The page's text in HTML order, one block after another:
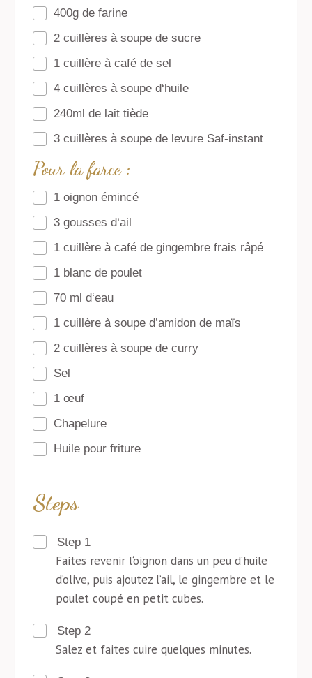
400g de farine
2 cuillères à soupe de sucre
1 cuillère à café de sel
4 cuillères à soupe d‘huile
240ml de lait tiède
3 cuillères à soupe de levure Saf-instant
Pour la farce :
1 oignon émincé
3 gousses d‘ail
1 cuillère à café de gingembre frais râpé
1 blanc de poulet
70 ml d‘eau
1 cuillère à soupe d’amidon de maïs
2 cuillères à soupe de curry
Sel
1 œuf
Chapelure
Huile pour friture
Steps
Step 1
Faites revenir l‘oignon dans un peu d‘huile
d‘olive, puis ajoutez l‘ail, le gingembre et le
poulet coupé en petit cubes.
Step 2
Salez et faites cuire quelques minutes.